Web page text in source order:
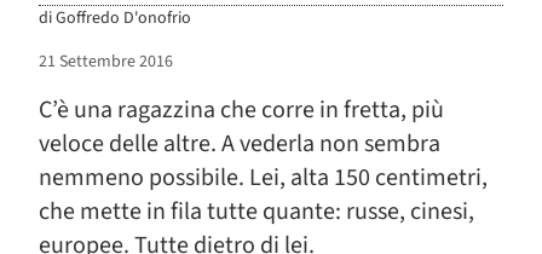
diGoffredo D'onofrio
21 Settembre 2016
C’è una ragazzina che corre in fretta, più
veloce delle altre. A vederla non sembra
nemmeno possibile. Lei, alta 150 centimetri,
che mette in fila tutte quante: russe, cinesi,
europee. Tutte dietro di lei.